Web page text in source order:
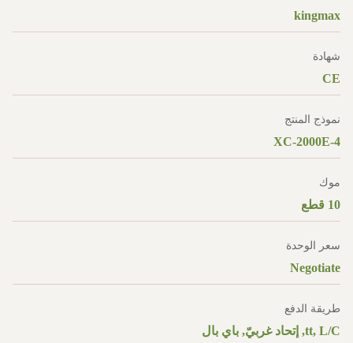
kingmax
شهادة
CE
نموذج المنتج
XC-2000E-4
موك
10 قطع
سعر الوحدة
Negotiate
طريقة الدفع
tt, L/C, إتحاد غربيّ, باي بال